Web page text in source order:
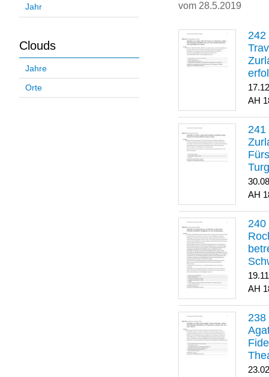
Jahr
Clouds
Jahre
Orte
vom 28.5.2019